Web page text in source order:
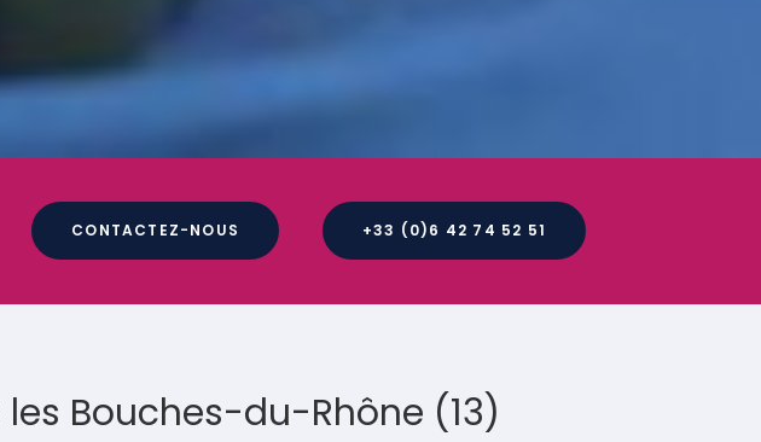
CONTACTEZ-NOUS +33 (0)6 42 74 52 51
Bouches-du-Rhône (13)